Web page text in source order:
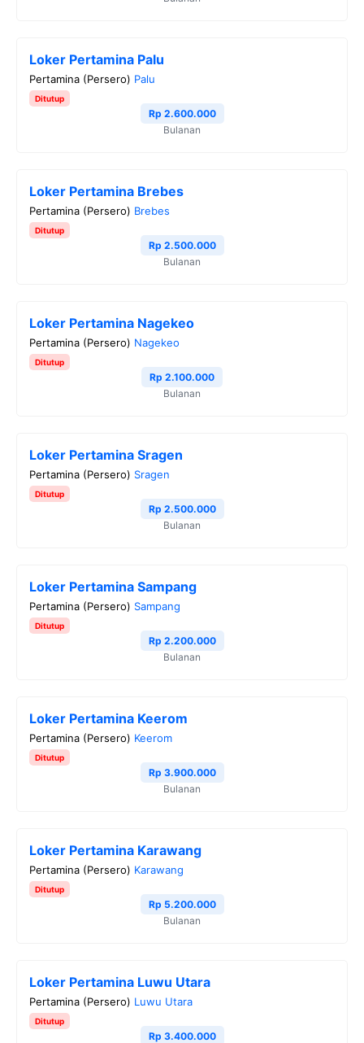
Loker Pertamina Palu
Pertamina (Persero) Palu
Ditutup
Rp 2.600.000
Bulanan
Loker Pertamina Brebes
Pertamina (Persero) Brebes
Ditutup
Rp 2.500.000
Bulanan
Loker Pertamina Nagekeo
Pertamina (Persero) Nagekeo
Ditutup
Rp 2.100.000
Bulanan
Loker Pertamina Sragen
Pertamina (Persero) Sragen
Ditutup
Rp 2.500.000
Bulanan
Loker Pertamina Sampang
Pertamina (Persero) Sampang
Ditutup
Rp 2.200.000
Bulanan
Loker Pertamina Keerom
Pertamina (Persero) Keerom
Ditutup
Rp 3.900.000
Bulanan
Loker Pertamina Karawang
Pertamina (Persero) Karawang
Ditutup
Rp 5.200.000
Bulanan
Loker Pertamina Luwu Utara
Pertamina (Persero) Luwu Utara
Ditutup
Rp 3.400.000